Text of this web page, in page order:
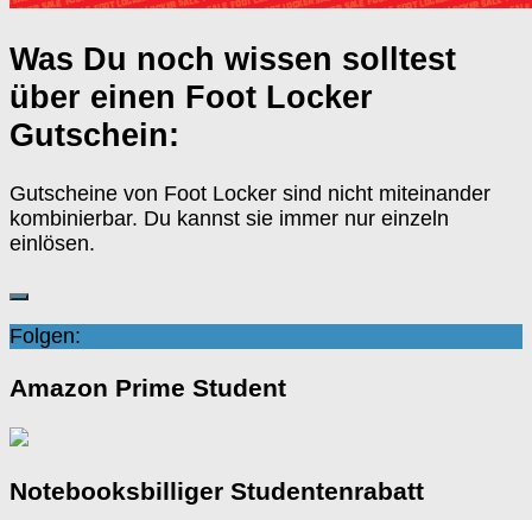
Was Du noch wissen solltest
über einen Foot Locker
Gutschein:
Gutscheine von Foot Locker sind nicht miteinander
kombinierbar. Du kannst sie immer nur einzeln
einlösen.
Folgen:
Amazon Prime Student
Notebooksbilliger Studentenrabatt